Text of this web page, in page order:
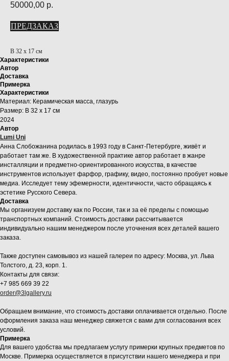
50000,00 р.
ПРЕДЗАКАЗ
В 32 х 17 см
Характеристики
Автор
Доставка
Примерка
Характеристики
Материал: Керамическая масса, глазурь
Размер: В 32 х 17 см
2024
Автор
Lumi Uni
Анна Слобожанина родилась в 1993 году в Санкт-Петербурге, живёт и
работает там же. В художественной практике автор работает в жанре
инсталляции и предметно-ориентированного искусства, в качестве
инструментов использует фарфор, графику, видео, постоянно пробует новые
медиа. Исследует тему эфемерности, идентичности, часто обращаясь к
эстетике Русского Севера.
Доставка
Мы организуем доставку как по России, так и за её пределы с помощью
транспортных компаний. Стоимость доставки рассчитывается
индивидуально нашим менеджером после уточнения всех деталей вашего
заказа.
Также доступен самовывоз из нашей галереи по адресу: Москва, ул. Льва
Толстого, д. 23, корп. 1.
Контакты для связи:
+7 985 669 39 22
order@3lgallery.ru
Обращаем внимание, что стоимость доставки оплачивается отдельно. После
оформления заказа наш менеджер свяжется с вами для согласования всех
условий.
Примерка
Для вашего удобства мы предлагаем услугу примерки крупных предметов по
Москве. Примерка осуществляется в присутствии нашего менеджера и при